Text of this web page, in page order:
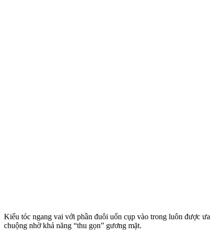
Kiểu tóc ngang vai với phần đuôi uốn cụp vào trong luôn được ưa
chuộng nhờ khả năng “thu gọn” gương mặt.